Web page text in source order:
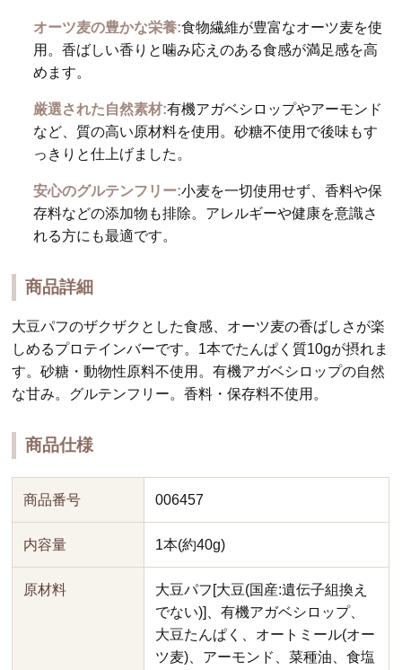
オーツ麦の豊かな栄養:食物繊維が豊富なオーツ麦を使
用。香ばしい香りと噛み応えのある食感が満足感を高
めます。
厳選された自然素材:有機アガベシロップやアーモンド
など、質の高い原材料を使用。砂糖不使用で後味もす
っきりと仕上げました。
安心のグルテンフリー:小麦を一切使用せず、香料や保
存料などの添加物も排除。アレルギーや健康を意識さ
れる方にも最適です。
商品詳細
大豆パフのザクザクとした食感、オーツ麦の香ばしさが楽
しめるプロテインバーです。1本でたんぱく質10gが摂れま
す。砂糖・動物性原料不使用。有機アガベシロップの自然
な甘み。グルテンフリー。香料・保存料不使用。
商品仕様
商品番号 006457
内容量 1本(約40g)
原材料
大豆パフ[大豆(国産:遺伝子組換え
でない)]、有機アガベシロップ、
大豆たんぱく、オートミール(オー
ツ麦)、アーモンド、菜種油、食塩